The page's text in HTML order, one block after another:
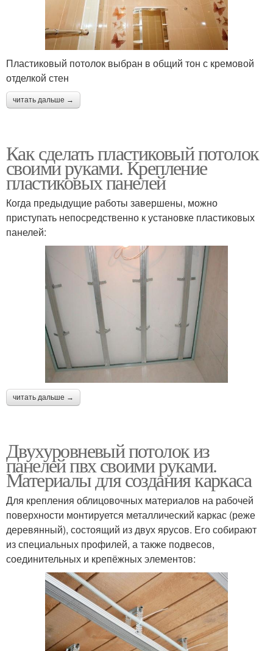
Пластиковый потолок выбран в общий тон с кремовой
отделкой стен
читать дальше →
Как сделать пластиковый потолок
своими руками. Крепление
пластиковых панелей
Когда предыдущие работы завершены, можно
приступать непосредственно к установке пластиковых
панелей:
читать дальше →
Двухуровневый потолок из
панелей пвх своими руками.
Материалы для создания каркаса
Для крепления облицовочных материалов на рабочей
поверхности монтируется металлический каркас (реже
деревянный), состоящий из двух ярусов. Его собирают
из специальных профилей, а также подвесов,
соединительных и крепёжных элементов: